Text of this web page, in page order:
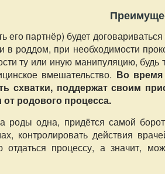
его партнёр) будет
в роддом, при необходимости
ту или иную манипуляцию,
вмешательство. Во время
схватки, поддержат своим
родового процесса.
одна, придётся самой
контролировать действия
отдаться процессу, а значит,